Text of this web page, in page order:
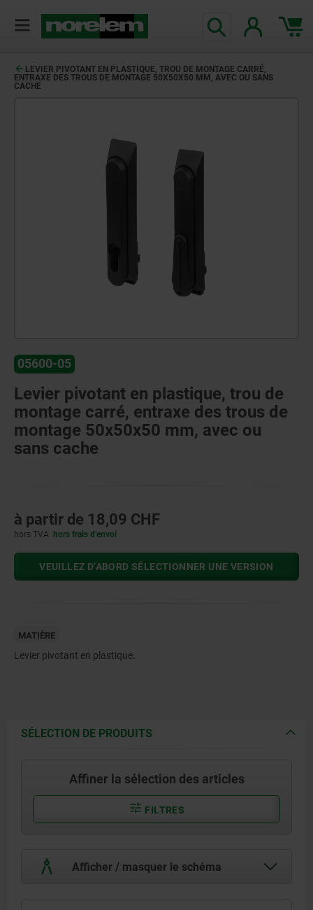
LEVIER PIVOTANT EN PLASTIQUE, TROU DE MONTAGE CARRÉ,
ENTRAXE DES TROUS DE MONTAGE 50X50X50 MM, AVEC OU SANS
CACHE
05600-05
Levier pivotant en plastique, trou de
montage carré, entraxe des trous de
montage 50x50x50 mm, avec ou
sans cache
à partir de 18,09 CHF
hors TVA hors frais d’envoi
VEUILLEZ D’ABORD SÉLECTIONNER UNE VERSION
MATIÈRE
Levier pivotant en plastique.
SÉLECTION DE PRODUITS
Affiner la sélection des articles
FILTRES
Afficher / masquer le schéma